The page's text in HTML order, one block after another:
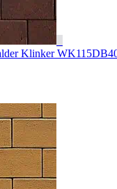
Klinker